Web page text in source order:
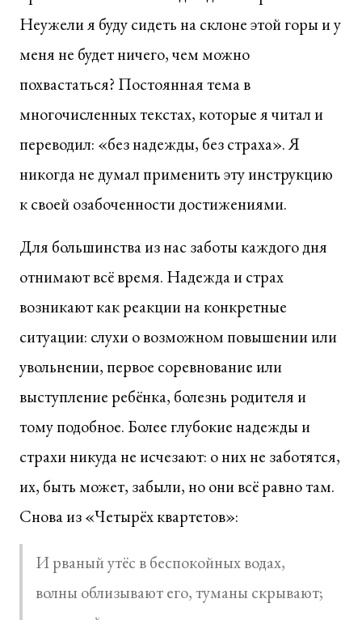
Неужели я буду сидеть на склоне этой горы и у
меня не будет ничего, чем можно
похвастаться? Постоянная тема в
многочисленных текстах, которые я читал и
переводил: «без надежды, без страха». Я
никогда не думал применить эту инструкцию
к своей озабоченности достижениями.
Для большинства из нас заботы каждого дня
отнимают всё время. Надежда и страх
возникают как реакции на конкретные
ситуации: слухи о возможном повышении или
увольнении, первое соревнование или
выступление ребёнка, болезнь родителя и
тому подобное. Более глубокие надежды и
страхи никуда не исчезают: о них не заботятся,
их, быть может, забыли, но они всё равно там.
Снова из «Четырёх квартетов»:
И рваный утёс в беспокойных водах,
волны облизывают его, туманы скрывают;